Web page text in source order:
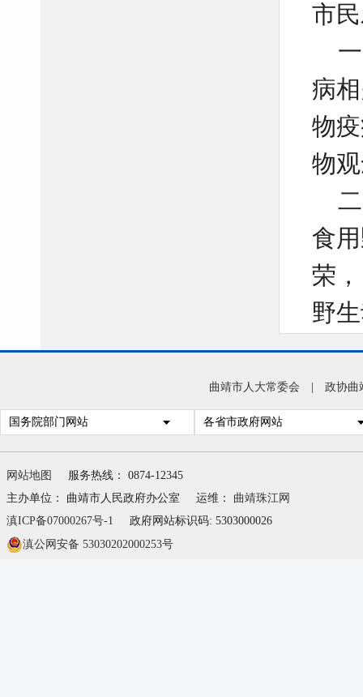
市
一
病
物
物
二
食
荣
野
三
阻
卖
曲靖市人大常委会 政协曲
国务院部门网站 各省市政府网站
网站地图
服务热线： 0874-12345
主办单位： 曲靖市人民政府办公室
运维： 曲靖珠江网
滇ICP备07000267号-1
政府网站标识码: 5303000026
滇公网安备 53030202000253号